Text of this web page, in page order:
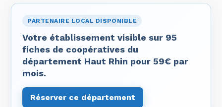
PARTENAIRE LOCAL DISPONIBLE
Votre établissement visible sur 95
fiches de coopératives du
département Haut Rhin pour 59€ par
mois.
Réserver ce département